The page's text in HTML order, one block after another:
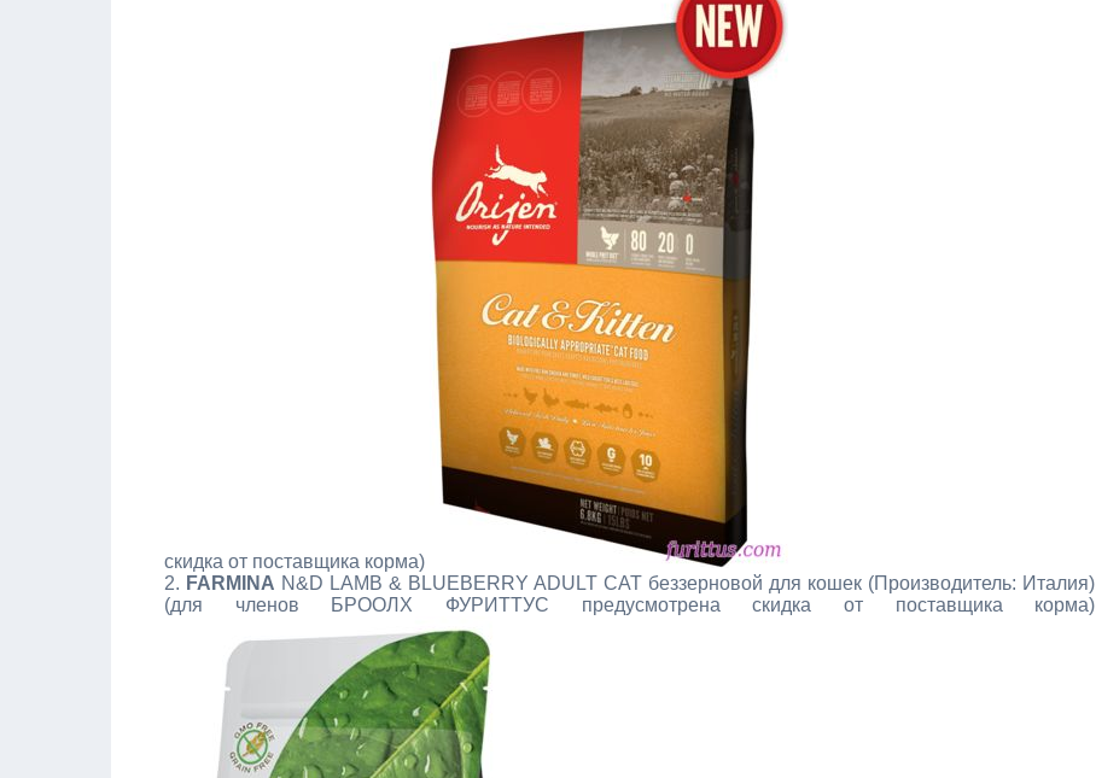
скидка от поставщика корма)
2. FARMINA N&D LAMB & BLUEBERRY ADULT CAT беззерновой для кошек (Производитель: Италия)
(для членов БРООЛХ ФУРИТТУС предусмотрена скидка от поставщика корма)